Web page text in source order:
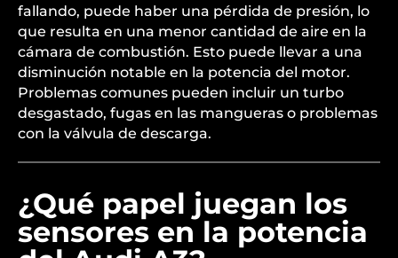
fallando, puede haber una pérdida de presión, lo
que resulta en una menor cantidad de aire en la
cámara de combustión. Esto puede llevar a una
disminución notable en la potencia del motor.
Problemas comunes pueden incluir un turbo
desgastado, fugas en las mangueras o problemas
con la válvula de descarga.
¿Qué papel juegan los
sensores en la potencia